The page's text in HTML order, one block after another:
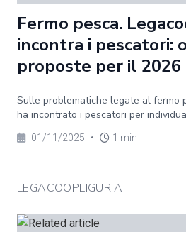
Fermo pesca.
incontra i pescatori:
proposte per il 2026
Sulle problematiche legate al fermo
ha incontrato i pescatori per
01/11/2025 • 1 min
LEGACOOPLIGURIA